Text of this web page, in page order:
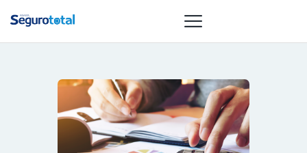
NOTÍCIAS
REVISTA
ESPECIAIS